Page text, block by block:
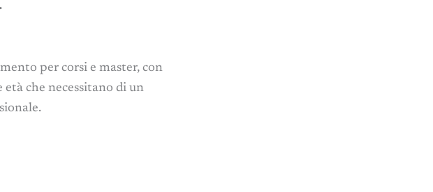
per corsi e master, con
che necessitano di un